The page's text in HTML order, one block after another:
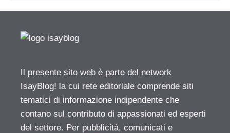
Il presente sito web è parte del network
IsayBlog! la cui rete editoriale comprende siti
tematici di informazione indipendente che
contano sul contributo di appassionati ed esperti
del settore. Per pubblicità, comunicati e